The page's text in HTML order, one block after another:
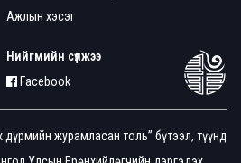
Ажлын хэсэг
Нийгмийн сүлжээ
Facebook
журамласан толь” бүтээл, түүнд